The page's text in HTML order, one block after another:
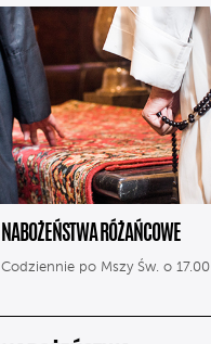
NABOŻEŃSTWA RÓŻAŃCOWE
Codziennie po Mszy Św. o 17.00